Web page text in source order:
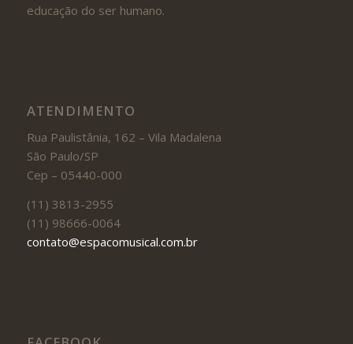
educação do ser humano.
ATENDIMENTO
Rua Paulistânia, 162 – Vila Madalena
São Paulo/SP
Cep – 05440-000
(11) 3813-2955
(11) 98666-0064
contato@espacomusical.com.br